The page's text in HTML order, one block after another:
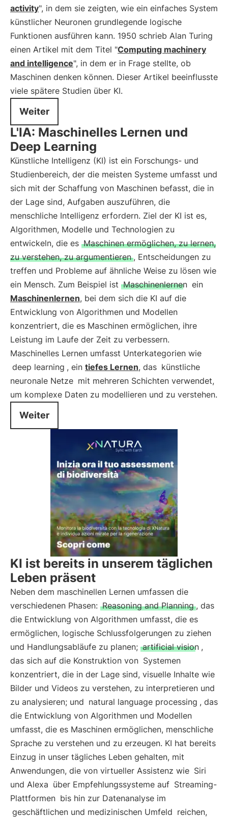
activity", in dem sie zeigten, wie ein einfaches System
künstlicher Neuronen grundlegende logische
Funktionen ausführen kann. 1950 schrieb Alan Turing
einen Artikel mit dem Titel "Computing machinery
and intelligence", in dem er in Frage stellte, ob
Maschinen denken können. Dieser Artikel beeinflusste
viele spätere Studien über KI.
Weiter
L'IA: Maschinelles Lernen und
Deep Learning
Künstliche Intelligenz (KI) ist ein Forschungs- und
Studienbereich, der die meisten Systeme umfasst und
sich mit der Schaffung von Maschinen befasst, die in
der Lage sind, Aufgaben auszuführen, die
menschliche Intelligenz erfordern. Ziel der KI ist es,
Algorithmen, Modelle und Technologien zu
entwickeln, die es Maschinen ermöglichen, zu lernen,
zu verstehen, zu argumentieren , Entscheidungen zu
treffen und Probleme auf ähnliche Weise zu lösen wie
ein Mensch. Zum Beispiel ist Maschinenlernen ein
Maschinenlernen, bei dem sich die KI auf die
Entwicklung von Algorithmen und Modellen
konzentriert, die es Maschinen ermöglichen, ihre
Leistung im Laufe der Zeit zu verbessern.
Maschinelles Lernen umfasst Unterkategorien wie
deep learning , ein tiefes Lernen, das künstliche
neuronale Netze mit mehreren Schichten verwendet,
um komplexe Daten zu modellieren und zu verstehen.
Weiter
KI ist bereits in unserem täglichen
Leben präsent
Neben dem maschinellen Lernen umfassen die
verschiedenen Phasen: Reasoning and Planning , das
die Entwicklung von Algorithmen umfasst, die es
ermöglichen, logische Schlussfolgerungen zu ziehen
und Handlungsabläufe zu planen; artificial vision ,
das sich auf die Konstruktion von Systemen
konzentriert, die in der Lage sind, visuelle Inhalte wie
Bilder und Videos zu verstehen, zu interpretieren und
zu analysieren; und natural language processing , das
die Entwicklung von Algorithmen und Modellen
umfasst, die es Maschinen ermöglichen, menschliche
Sprache zu verstehen und zu erzeugen. KI hat bereits
Einzug in unser tägliches Leben gehalten, mit
Anwendungen, die von virtueller Assistenz wie Siri
und Alexa über Empfehlungssysteme auf Streaming-
Plattformen bis hin zur Datenanalyse im
geschäftlichen und medizinischen Umfeld reichen,